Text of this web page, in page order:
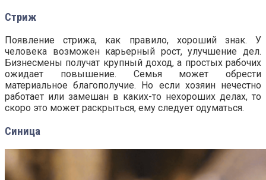
Стриж
Появление стрижа, как правило, хороший знак. У
человека возможен карьерный рост, улучшение дел.
Бизнесмены получат крупный доход, а простых рабочих
ожидает повышение. Семья может обрести
материальное благополучие. Но если хозяин нечестно
работает или замешан в каких-то нехороших делах, то
скоро это может раскрыться, ему следует одуматься.
Синица